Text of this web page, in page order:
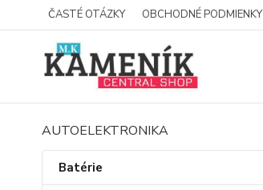
ČASTÉ OTÁZKY OBCHODNÉ PODMIENKY
AUTOELEKTRONIKA
Batérie